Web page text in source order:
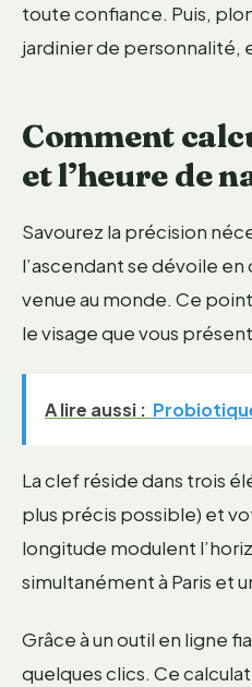
toute confiance. Puis,
jardinier de personnalité,
Comment
et l’heure de
Savourez la précision
l’ascendant se dévoile
venue au monde. Ce
le visage que vous
A lire aussi :
La clef réside dans trois
plus précis possible) et
longitude modulent
simultanément à Paris et
Grâce à un outil en ligne
quelques clics. Ce